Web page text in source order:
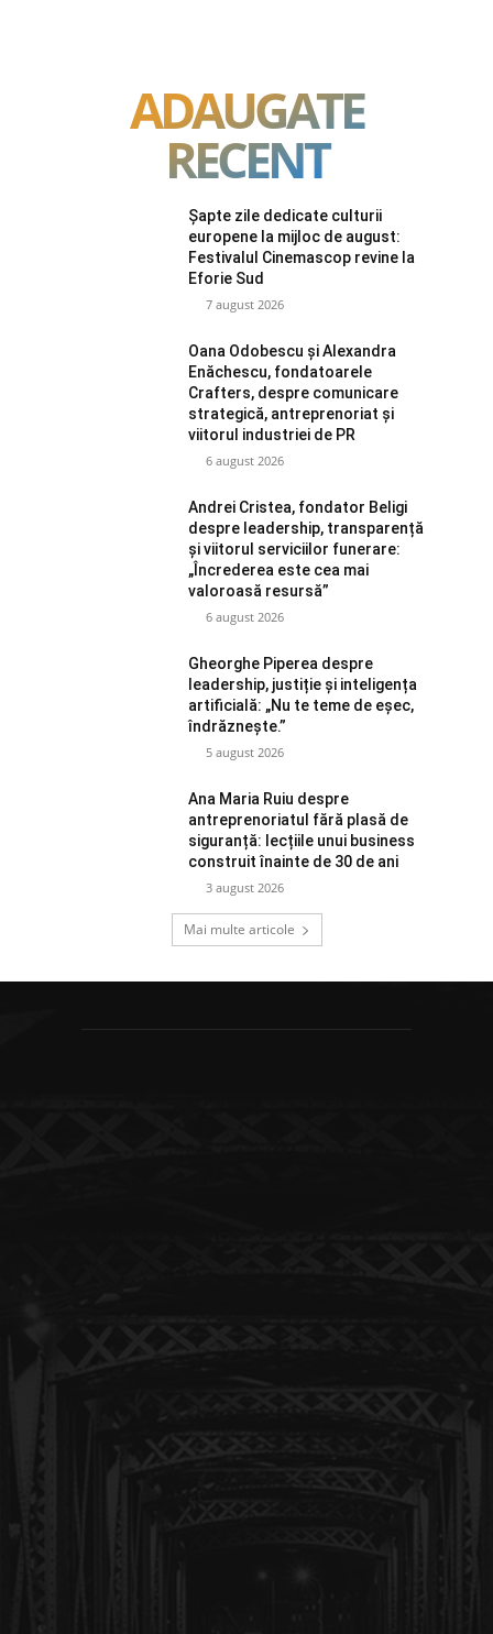
ADAUGATE
RECENT
Șapte zile dedicate culturii
europene la mijloc de august:
Festivalul Cinemascop revine la
Eforie Sud
7 august 2026
Oana Odobescu și Alexandra
Enăchescu, fondatoarele
Crafters, despre comunicare
strategică, antreprenoriat și
viitorul industriei de PR
6 august 2026
Andrei Cristea, fondator Beligi
despre leadership, transparență
și viitorul serviciilor funerare:
„Încrederea este cea mai
valoroasă resursă”
6 august 2026
Gheorghe Piperea despre
leadership, justiție și inteligența
artificială: „Nu te teme de eșec,
îndrăznește.”
5 august 2026
Ana Maria Ruiu despre
antreprenoriatul fără plasă de
siguranță: lecțiile unui business
construit înainte de 30 de ani
3 august 2026
Mai multe articole